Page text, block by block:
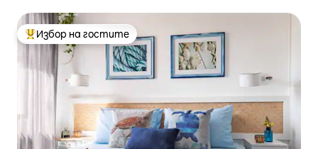
Най-популярен избор на гостите
Избор на гостите